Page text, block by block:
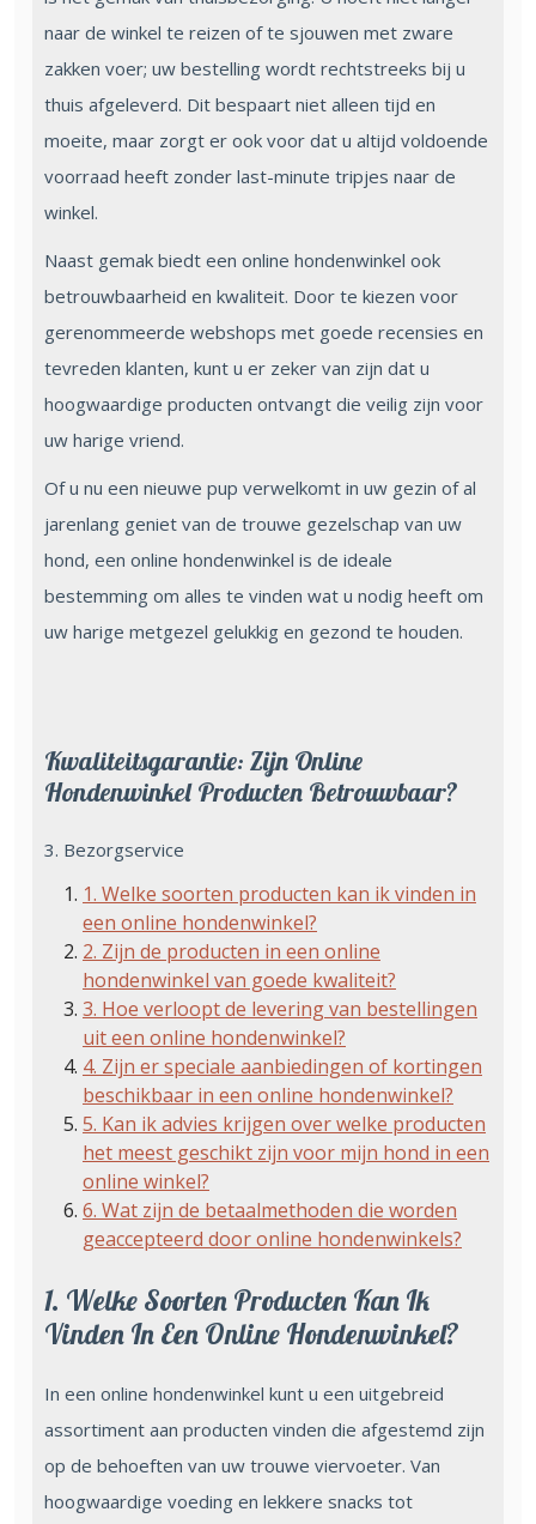
naar de winkel te reizen of te sjouwen met zware
zakken voer; uw bestelling wordt rechtstreeks bij u
thuis afgeleverd. Dit bespaart niet alleen tijd en
moeite, maar zorgt er ook voor dat u altijd voldoende
voorraad heeft zonder last-minute tripjes naar de
winkel.
Naast gemak biedt een online hondenwinkel ook
betrouwbaarheid en kwaliteit. Door te kiezen voor
gerenommeerde webshops met goede recensies en
tevreden klanten, kunt u er zeker van zijn dat u
hoogwaardige producten ontvangt die veilig zijn voor
uw harige vriend.
Of u nu een nieuwe pup verwelkomt in uw gezin of al
jarenlang geniet van de trouwe gezelschap van uw
hond, een online hondenwinkel is de ideale
bestemming om alles te vinden wat u nodig heeft om
uw harige metgezel gelukkig en gezond te houden.
Kwaliteitsgarantie: Zijn Online
Hondenwinkel Producten Betrouwbaar?
3. Bezorgservice
1. Welke soorten producten kan ik vinden in
een online hondenwinkel?
2. Zijn de producten in een online
hondenwinkel van goede kwaliteit?
3. Hoe verloopt de levering van bestellingen
uit een online hondenwinkel?
4. Zijn er speciale aanbiedingen of kortingen
beschikbaar in een online hondenwinkel?
5. Kan ik advies krijgen over welke producten
het meest geschikt zijn voor mijn hond in een
online winkel?
6. Wat zijn de betaalmethoden die worden
geaccepteerd door online hondenwinkels?
1. Welke Soorten Producten Kan Ik
Vinden In Een Online Hondenwinkel?
In een online hondenwinkel kunt u een uitgebreid
assortiment aan producten vinden die afgestemd zijn
op de behoeften van uw trouwe viervoeter. Van
hoogwaardige voeding en lekkere snacks tot